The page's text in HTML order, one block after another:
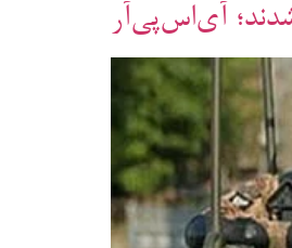
آی‌اس‌پی‌آر